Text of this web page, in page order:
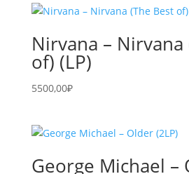
Nirvana – Nirvana
of) (LP)
5500,00₽
George Michael –